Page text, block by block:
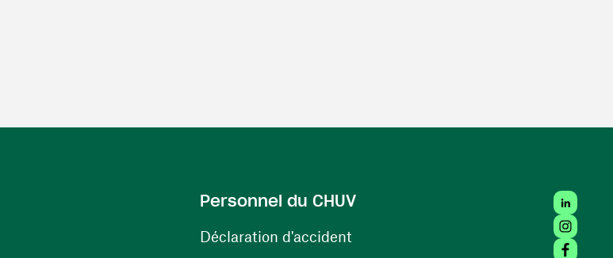
Personnel du CHUV
Déclaration d'accident(ouvre une nouvelle fenêtre)